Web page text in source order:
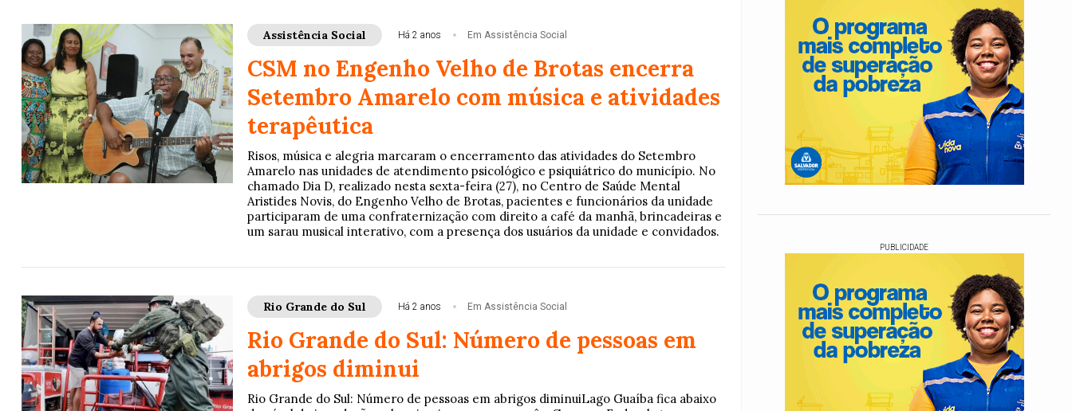
Assistência Social Há 2 anos Em Assistência Social
CSM no Engenho Velho de Brotas encerra
Setembro Amarelo com música e atividades
terapêutica
Risos, música e alegria marcaram o encerramento das atividades do Setembro
Amarelo nas unidades de atendimento psicológico e psiquiátrico do município. No
chamado Dia D, realizado nesta sexta-feira (27), no Centro de Saúde Mental
Aristides Novis, do Engenho Velho de Brotas, pacientes e funcionários da unidade
participaram de uma confraternização com direito a café da manhã, brincadeiras e
um sarau musical interativo, com a presença dos usuários da unidade e convidados.
Rio Grande do Sul Há 2 anos Em Assistência Social
Rio Grande do Sul: Número de pessoas em
abrigos diminui
Rio Grande do Sul: Número de pessoas em abrigos diminuiLago Guaíba fica abaixo
PUBLICIDADE